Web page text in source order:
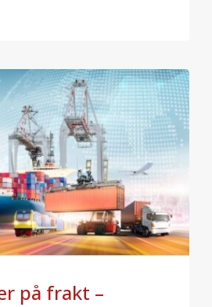
på frakt –